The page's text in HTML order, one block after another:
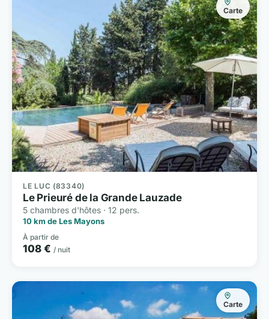
Carte
LE LUC (83340)
Le Prieuré de la Grande Lauzade
5 chambres d'hôtes · 12 pers.
10 km de Les Mayons
À partir de
108 € / nuit
Carte